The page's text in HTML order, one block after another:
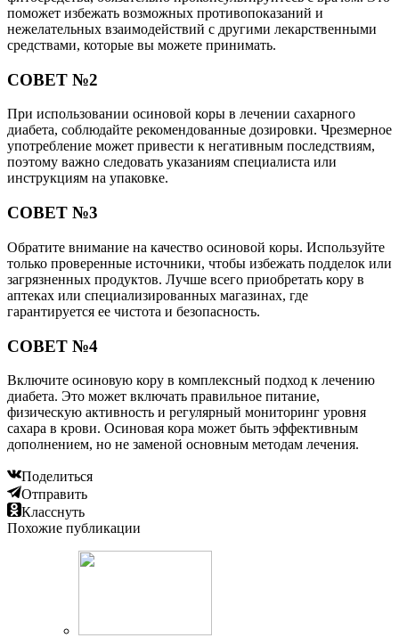
поможет избежать возможных противопоказаний и
нежелательных взаимодействий с другими лекарственными
средствами, которые вы можете принимать.
СОВЕТ №2
При использовании осиновой коры в лечении сахарного
диабета, соблюдайте рекомендованные дозировки. Чрезмерное
употребление может привести к негативным последствиям,
поэтому важно следовать указаниям специалиста или
инструкциям на упаковке.
СОВЕТ №3
Обратите внимание на качество осиновой коры. Используйте
только проверенные источники, чтобы избежать подделок или
загрязненных продуктов. Лучше всего приобретать кору в
аптеках или специализированных магазинах, где
гарантируется ее чистота и безопасность.
СОВЕТ №4
Включите осиновую кору в комплексный подход к лечению
диабета. Это может включать правильное питание,
физическую активность и регулярный мониторинг уровня
сахара в крови. Осиновая кора может быть эффективным
дополнением, но не заменой основным методам лечения.
Поделиться
Отправить
Класснуть
Похожие публикации